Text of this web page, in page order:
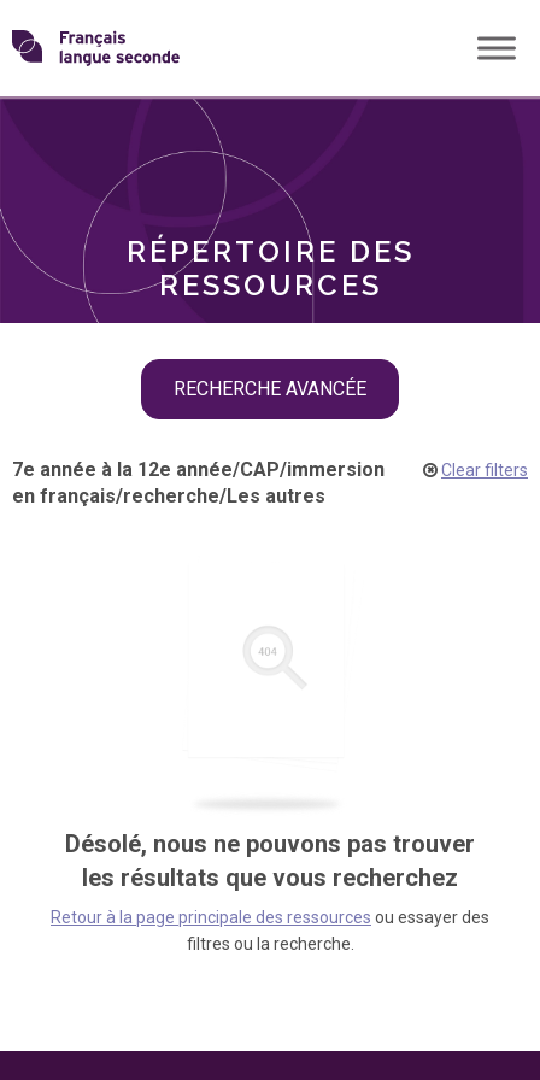
Skip
toTransformons
langue
RÉPERTOIRE DES
RESSOURCES
RECHERCHE AVANCÉE
THÈMES
7e année à la 12e année/CAP/immersion
en français/recherche/Les autres
Clear filters
Désolé, nous ne pouvons pas trouver
les résultats que vous recherchez
Retour à la page principale des ressources ou essayer des
filtres ou la recherche.